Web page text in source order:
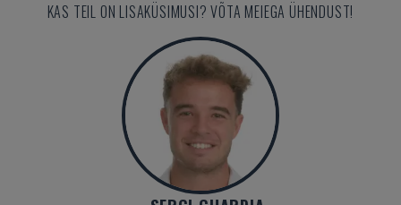
KAS TEIL ON LISAKÜSIMUSI? VÕTA MEIEGA ÜHENDUST!